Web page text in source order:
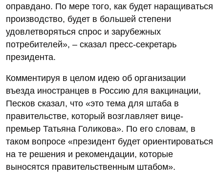
оправдано. По мере того, как будет наращиваться
производство, будет в большей степени
удовлетворяться спрос и зарубежных
потребителей», – сказал пресс-секретарь
президента.
Комментируя в целом идею об организации
въезда иностранцев в Россию для вакцинации,
Песков сказал, что «это тема для штаба в
правительстве, который возглавляет вице-
премьер Татьяна Голикова». По его словам, в
таком вопросе «президент будет ориентироваться
на те решения и рекомендации, которые
выносятся правительственным штабом».